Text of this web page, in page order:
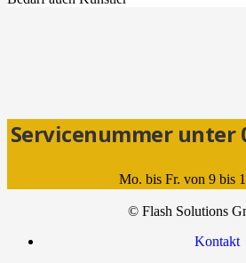
Servicenummer unter
Mo. bis Fr. von 9 bis
office@flash-
© Flash Solutions
Kontakt